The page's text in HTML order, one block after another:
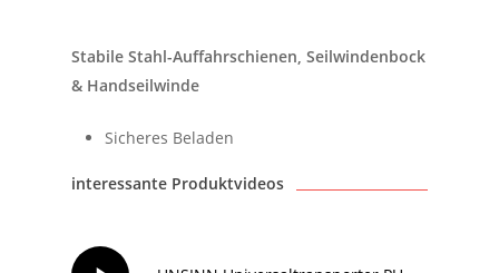
Stabile Stahl-Auffahrschienen, Seilwindenbock
& Handseilwinde
Sicheres Beladen
interessante Produktvideos
Play